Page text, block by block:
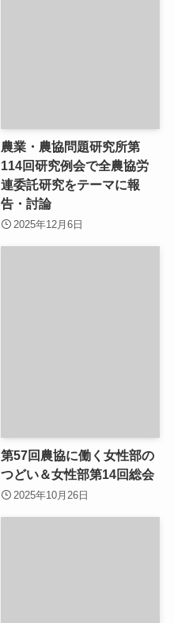
農業・農協問題研究所第
114回研究例会で全農協労
連委託研究をテーマに報
告・討論
2025年12月6日
第57回農協に働く女性部の
つどい＆女性部第14回総会
2025年10月26日